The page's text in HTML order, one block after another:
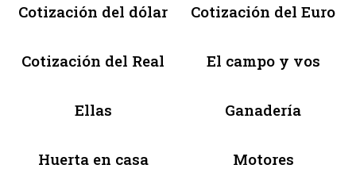
Cotización del dólar Cotización del Euro
Cotización del Real El campo y vos
Ellas Ganadería
Huerta en casa Motores